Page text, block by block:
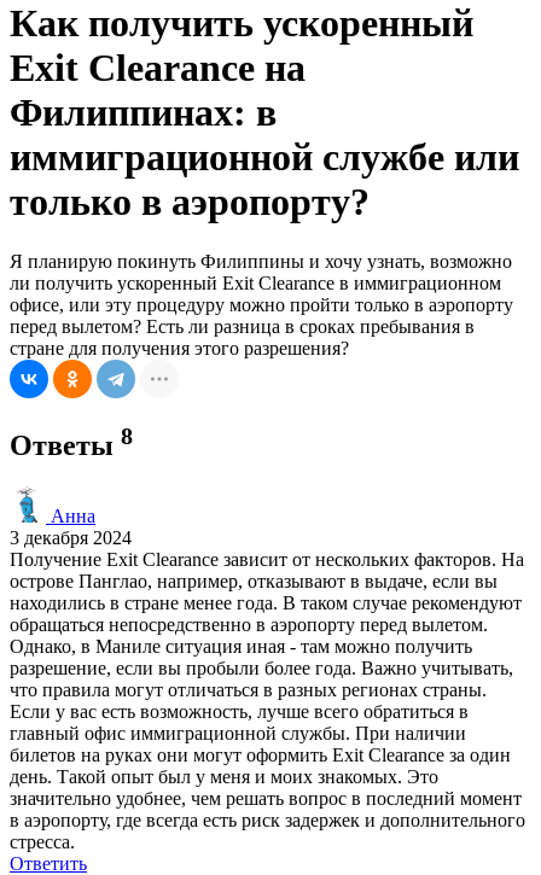
Как получить ускоренный
Exit Clearance на
Филиппинах: в
иммиграционной службе или
только в аэропорту?
Я планирую покинуть Филиппины и хочу узнать, возможно
ли получить ускоренный Exit Clearance в иммиграционном
офисе, или эту процедуру можно пройти только в аэропорту
перед вылетом? Есть ли разница в сроках пребывания в
стране для получения этого разрешения?
Ответы 8
Анна
3 декабря 2024
Получение Exit Clearance зависит от нескольких факторов. На
острове Панглао, например, отказывают в выдаче, если вы
находились в стране менее года. В таком случае рекомендуют
обращаться непосредственно в аэропорту перед вылетом.
Однако, в Маниле ситуация иная - там можно получить
разрешение, если вы пробыли более года. Важно учитывать,
что правила могут отличаться в разных регионах страны.
Если у вас есть возможность, лучше всего обратиться в
главный офис иммиграционной службы. При наличии
билетов на руках они могут оформить Exit Clearance за один
день. Такой опыт был у меня и моих знакомых. Это
значительно удобнее, чем решать вопрос в последний момент
в аэропорту, где всегда есть риск задержек и дополнительного
стресса.
Ответить